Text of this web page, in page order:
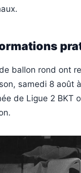
ballon rond ont
samedi 8 août
de Ligue 2 BKT